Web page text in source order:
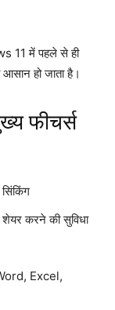
11 में पहले से ही
हो जाता है।
फीचर्स
करने की सुविधा
Excel,